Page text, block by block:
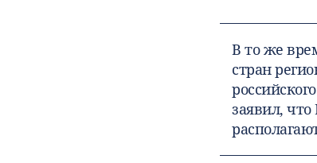
В то же
стран
заявил,